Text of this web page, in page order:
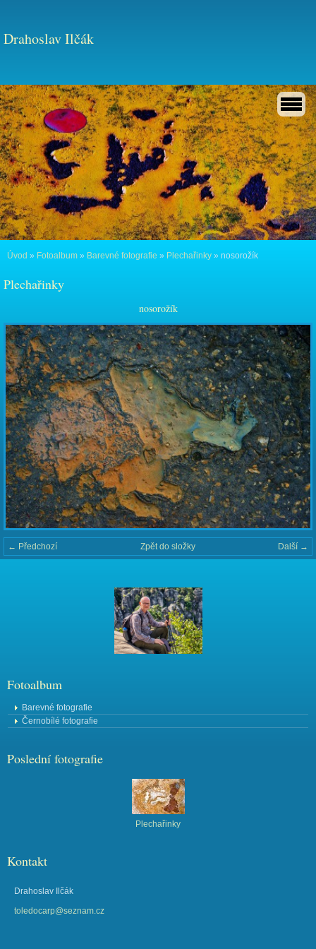
Drahoslav Ilčák
Úvod » Fotoalbum » Barevné fotografie » Plechařinky » nosorožík
Plechařinky
nosorožík
← Předchozí Další →
Zpět do složky
Fotoalbum
Barevné fotografie
Černobílé fotografie
Poslední fotografie
Plechařinky
Kontakt
Drahoslav Ilčák
toledocarp@seznam.cz